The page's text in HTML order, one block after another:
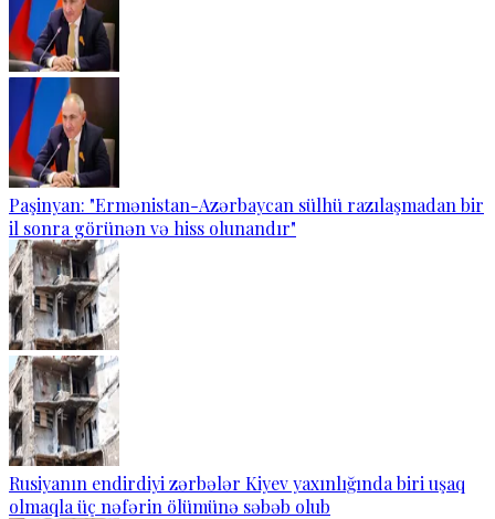
Paşinyan: "Ermənistan-Azərbaycan sülhü razılaşmadan bir
il sonra görünən və hiss olunandır"
Rusiyanın endirdiyi zərbələr Kiyev yaxınlığında biri uşaq
olmaqla üç nəfərin ölümünə səbəb olub